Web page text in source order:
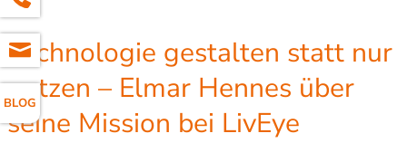
BLOG
Technologie gestalten statt nur
nutzen – Elmar Hennes über
seine Mission bei LivEye